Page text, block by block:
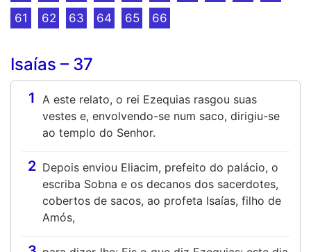
61
62 63 64 65 66
Isaías – 37
1 A este relato, o rei Ezequias rasgou suas
vestes e, envolvendo-se num saco, dirigiu-se
ao templo do Senhor.
2 Depois enviou Eliacim, prefeito do palácio, o
escriba Sobna e os decanos dos sacerdotes,
cobertos de sacos, ao profeta Isaías, filho de
Amós,